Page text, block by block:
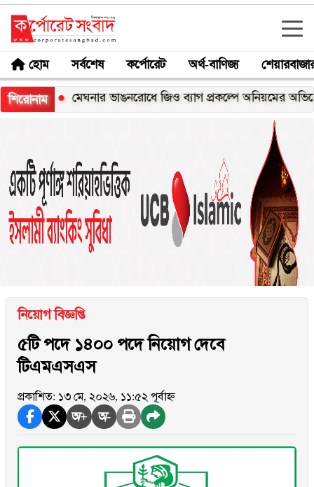
হোম সর্বশেষ কর্পোরেট অর্থ-বাণিজ্য
শিরোনাম
মেঘনার ভাঙনরোধে জিও ব্যাগ প্রকল্পে অনিয়মের অভিযোগ,
নিয়োগ বিজ্ঞপ্তি
৫টি পদে ১৪০০ পদে নিয়োগ দেবে
টিএমএসএস
প্রকাশিত: ১৩ মে, ২০২৬, ১১:৫২ পূর্বাহ্ন
অ+ অ-